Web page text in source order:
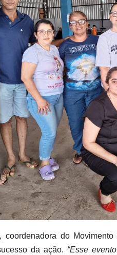
coordenadora do
da ação. “Esse